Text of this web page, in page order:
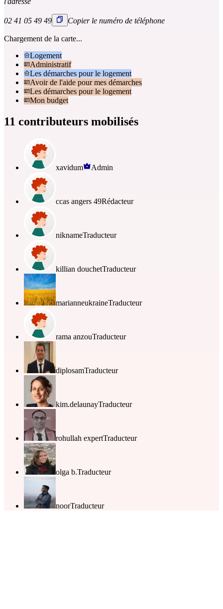
02 41 05 49 49 Copier le numéro de téléphone
Chargement de la carte...
Logement
Administratif
Les démarches pour le logement
Avoir de l'aide pour mes démarches
Les démarches pour le logement
Mon budget
11 contributeurs mobilisés
xavidum Admin
ccas angers 49Rédacteur
niknameTraducteur
killian douchetTraducteur
marianneukraineTraducteur
rama anzouTraducteur
diplosamTraducteur
kim.delaunayTraducteur
rohullah expertTraducteur
olga b.Traducteur
noorTraducteur